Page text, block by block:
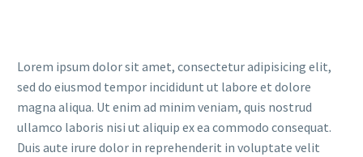
Lorem ipsum dolor sit amet, consectetur adipisicing elit,
sed do eiusmod tempor incididunt ut labore et dolore
magna aliqua. Ut enim ad minim veniam, quis nostrud
ullamco laboris nisi ut aliquip ex ea commodo consequat.
Duis aute irure dolor in reprehenderit in voluptate velit